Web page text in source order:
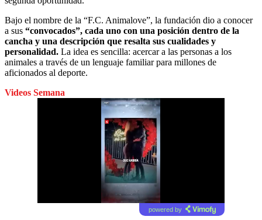
Bajo el nombre de la “F.C. Animalove”, la fundación dio a conocer
a sus “convocados”, cada uno con una posición dentro de la
cancha y una descripción que resalta sus cualidades y
personalidad. La idea es sencilla: acercar a las personas a los
animales a través de un lenguaje familiar para millones de
aficionados al deporte.
Videos Semana
powered by